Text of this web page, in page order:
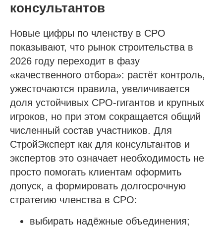
консультантов
Новые цифры по членству в СРО
показывают, что рынок строительства в
2026 году переходит в фазу
«качественного отбора»: растёт контроль,
ужесточаются правила, увеличивается
доля устойчивых СРО‑гигантов и крупных
игроков, но при этом сокращается общий
численный состав участников. Для
СтройЭксперт как для консультантов и
экспертов это означает необходимость не
просто помогать клиентам оформить
допуск, а формировать долгосрочную
стратегию членства в СРО:
выбирать надёжные объединения;